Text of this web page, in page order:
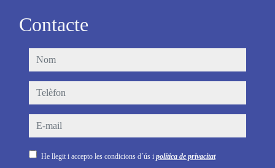
Contacte
nom
telèfon
e-mail
He llegit i accepto les condicions d´ús i política de privacitat